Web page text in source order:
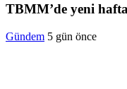
TBMM’de yeni
Gündem 5 gün önce